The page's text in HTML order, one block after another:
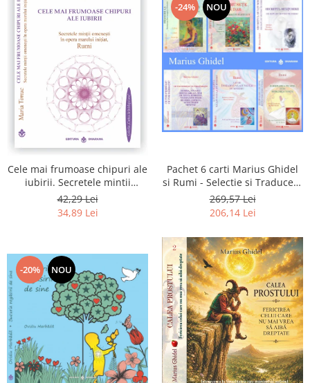
Cele mai frumoase chipuri ale
iubirii. Secretele mintii
omenesti in opera marelui
initiat, Rumi
42,29 Lei
34,89 Lei
-24% NOU
Pachet 6 carti Marius Ghidel
si Rumi - Selectie si Traducere
de Marius Ghidel
269,57 Lei
206,14 Lei
-20% NOU